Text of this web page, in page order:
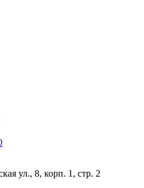
ул., 8, корп. 1, стр. 2